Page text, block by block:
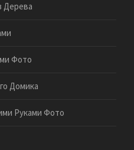
Дерева
Фото
Домика
Руками Фото